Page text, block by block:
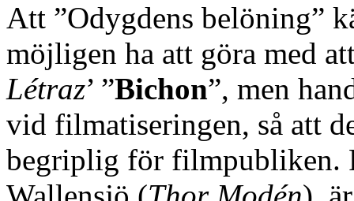
Att ”Odygdens belöning”
möjligen ha att göra med
Létraz’ ”Bichon”, men
vid filmatiseringen, så att
begriplig för filmpubliken.